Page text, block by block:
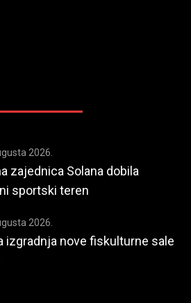
2026.
zajednica Solana dobila
sportski teren
2026.
izgradnja nove fiskulturne sale